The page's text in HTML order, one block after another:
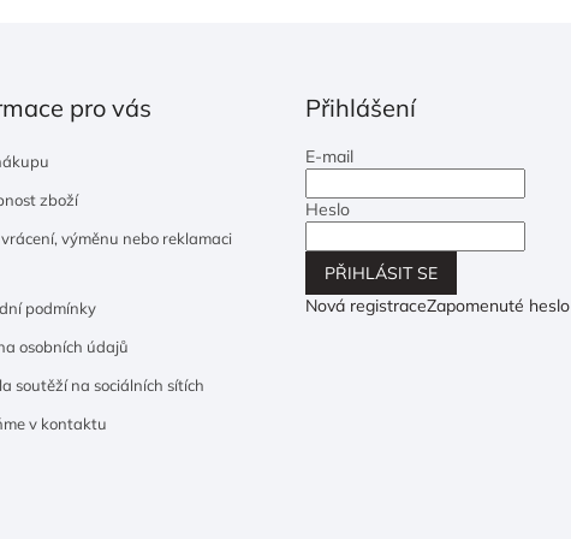
pro vás
zboží
vrácení, výměnu nebo reklamaci
podmínky
osobních údajů
soutěží na sociálních sítích
v kontaktu
Přihlášení
E-mail
Heslo
PŘIHLÁSIT SE
Nová registraceZapomenuté heslo